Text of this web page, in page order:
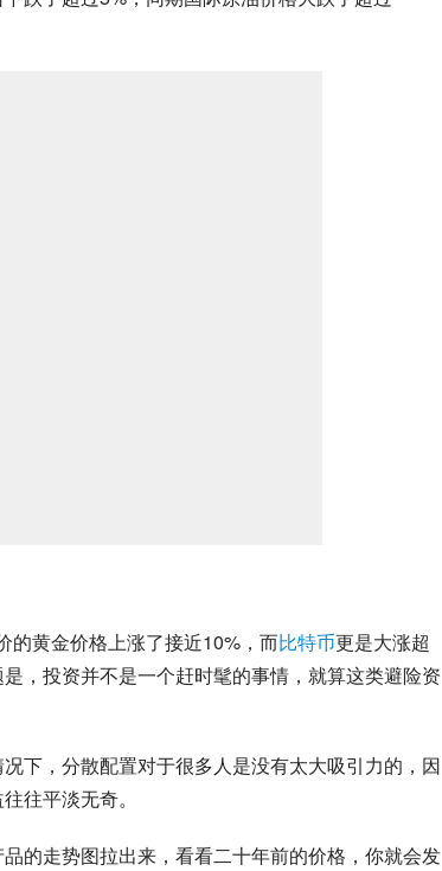
的黄金价格上涨了接近10%，而比特币更是大涨超
，投资并不是一个赶时髦的事情，就算这类避险资
下，分散配置对于很多人是没有太大吸引力的，因
往平淡无奇。
的走势图拉出来，看看二十年前的价格，你就会发